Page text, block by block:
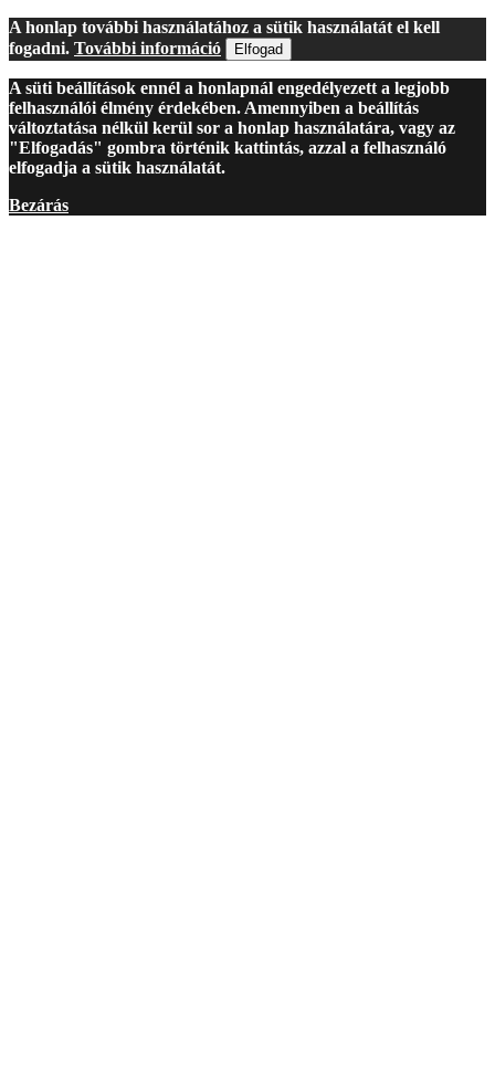
A honlap további használatához a sütik használatát el kell
fogadni. További információ Elfogad
A süti beállítások ennél a honlapnál engedélyezett a legjobb
felhasználói élmény érdekében. Amennyiben a beállítás
változtatása nélkül kerül sor a honlap használatára, vagy az
"Elfogadás" gombra történik kattintás, azzal a felhasználó
elfogadja a sütik használatát.
Bezárás